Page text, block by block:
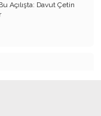
VE
Açılışta: Davut Çetin